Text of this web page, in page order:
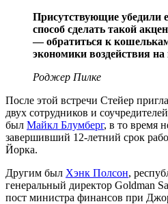
Присутствующие убедили
способ сделать такой
— обратиться к
экономики воздействия
Роджер Пилке
После этой встречи Стейер
двух сотрудников и
был Майкл Блумберг, в то время
завершивший 12-летний срок
Йорка.
Другим был Хэнк Полсон,
генеральный директор Goldman
пост министра финансов при